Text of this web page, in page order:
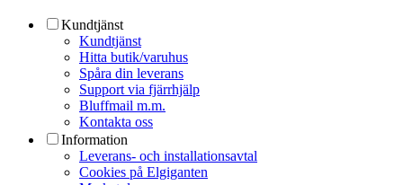
Kundtjänst
Kundtjänst
Hitta butik/varuhus
Spåra din leverans
Support via fjärrhjälp
Bluffmail m.m.
Kontakta oss
Information
Leverans- och installationsavtal
Cookies på Elgiganten